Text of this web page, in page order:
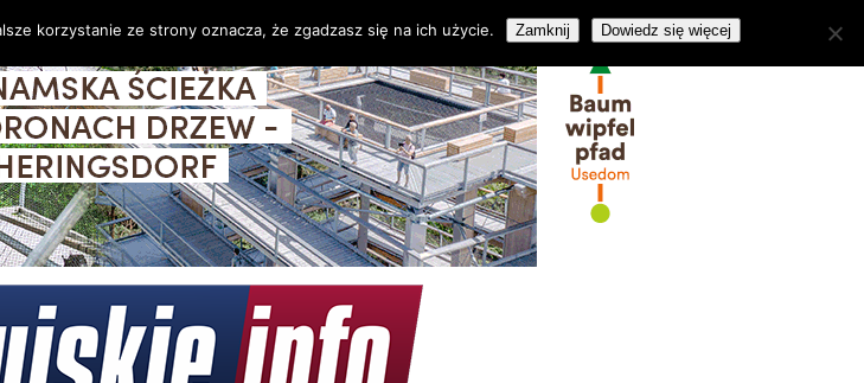
korzystanie ze strony oznacza, że zgadzasz się na ich użycie. Zamknij Dowiedz się więcej